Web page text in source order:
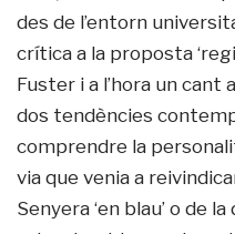
des de l’entorn
crítica a la proposta
Fuster i a l’hora un cant
dos tendències
comprendre la
via que venia a
Senyera ‘en blau’ o de